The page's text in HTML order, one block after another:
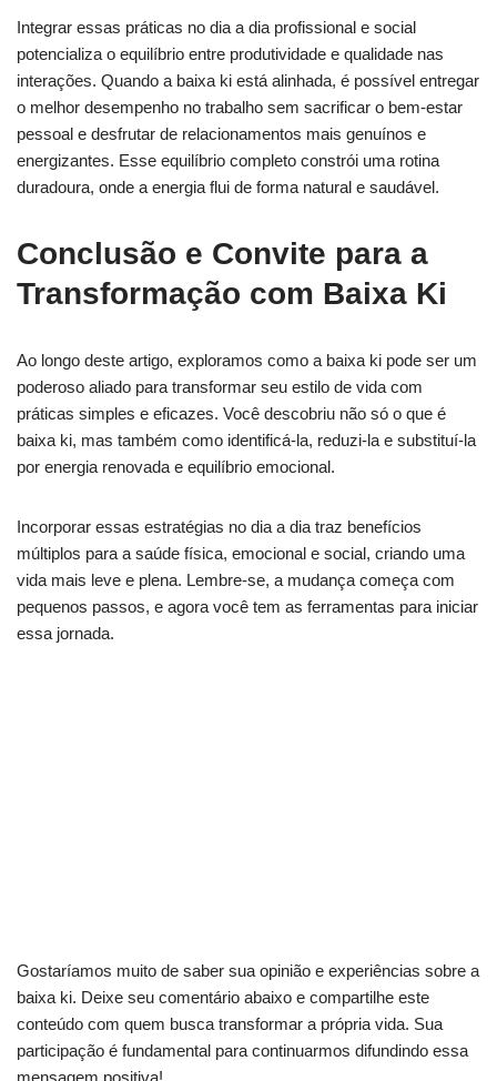
Integrar essas práticas no dia a dia profissional e social
potencializa o equilíbrio entre produtividade e qualidade nas
interações. Quando a baixa ki está alinhada, é possível entregar
o melhor desempenho no trabalho sem sacrificar o bem-estar
pessoal e desfrutar de relacionamentos mais genuínos e
energizantes. Esse equilíbrio completo constrói uma rotina
duradoura, onde a energia flui de forma natural e saudável.
Conclusão e Convite para a
Transformação com Baixa Ki
Ao longo deste artigo, exploramos como a baixa ki pode ser um
poderoso aliado para transformar seu estilo de vida com
práticas simples e eficazes. Você descobriu não só o que é
baixa ki, mas também como identificá-la, reduzi-la e substituí-la
por energia renovada e equilíbrio emocional.
Incorporar essas estratégias no dia a dia traz benefícios
múltiplos para a saúde física, emocional e social, criando uma
vida mais leve e plena. Lembre-se, a mudança começa com
pequenos passos, e agora você tem as ferramentas para iniciar
essa jornada.
Gostaríamos muito de saber sua opinião e experiências sobre a
baixa ki. Deixe seu comentário abaixo e compartilhe este
conteúdo com quem busca transformar a própria vida. Sua
participação é fundamental para continuarmos difundindo essa
mensagem positiva!